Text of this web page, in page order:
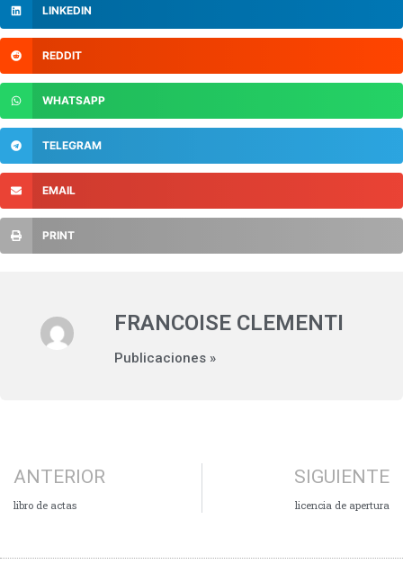
LINKEDIN
REDDIT
WHATSAPP
TELEGRAM
EMAIL
PRINT
FRANCOISE CLEMENTI
Publicaciones »
ANTERIOR
libro de actas
SIGUIENTE
licencia de apertura